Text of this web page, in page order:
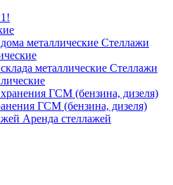
Стеллажи
Стеллажи
ГСМ (бензина, дизеля)
Аренда стеллажей